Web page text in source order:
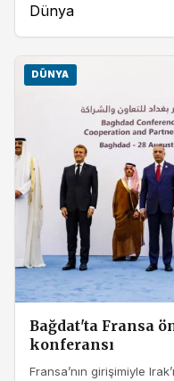
Dünya
DÜNYA
Bağdat'ta Fransa
konferansı
Fransa’nın girişimiyle